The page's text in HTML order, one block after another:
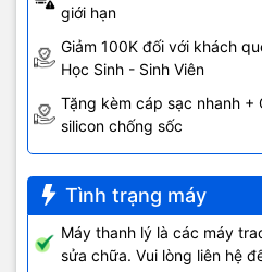
giới hạn
Giảm 100K đối với khách
Học Sinh - Sinh Viên
Tặng kèm cáp sạc nhanh +
silicon chống sốc
Tình trạng máy
Máy thanh lý là các máy
sửa chữa. Vui lòng liên hệ